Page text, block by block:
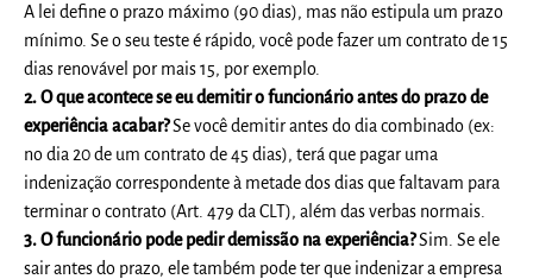
A lei define o prazo máximo (90 dias), mas não estipula um prazo
mínimo. Se o seu teste é rápido, você pode fazer um contrato de 15
dias renovável por mais 15, por exemplo.
2. O que acontece se eu demitir o funcionário antes do prazo de
experiência acabar?Se você demitir antes do dia combinado (ex:
no dia 20 de um contrato de 45 dias), terá que pagar uma
indenização correspondente à metade dos dias que faltavam para
terminar o contrato (Art. 479 da CLT), além das verbas normais.
3. O funcionário pode pedir demissão na experiência?Sim. Se ele
sair antes do prazo, ele também pode ter que indenizar a empresa